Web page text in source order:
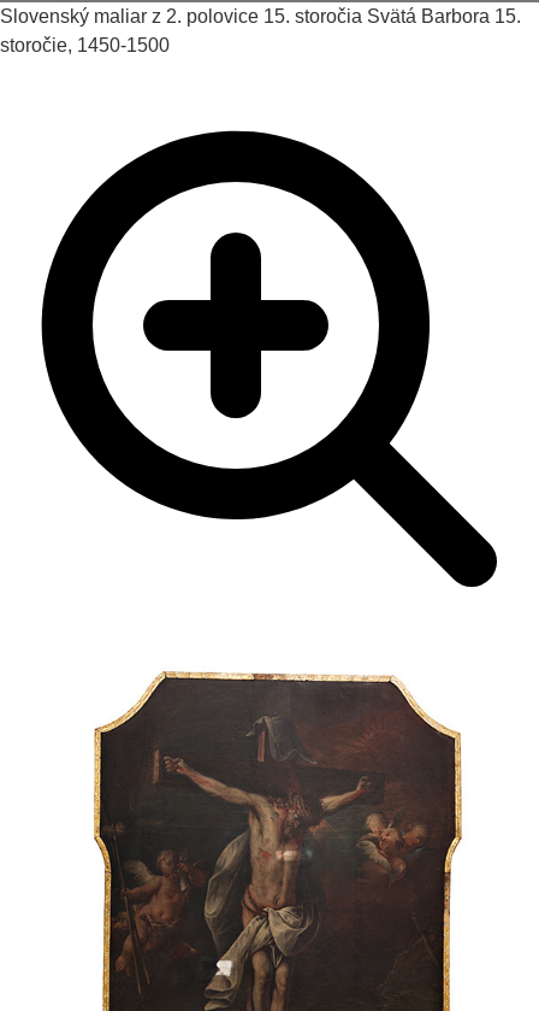
Slovenský maliar z 2. polovice 15. storočia Svätá Barbora 15.
storočie, 1450-1500